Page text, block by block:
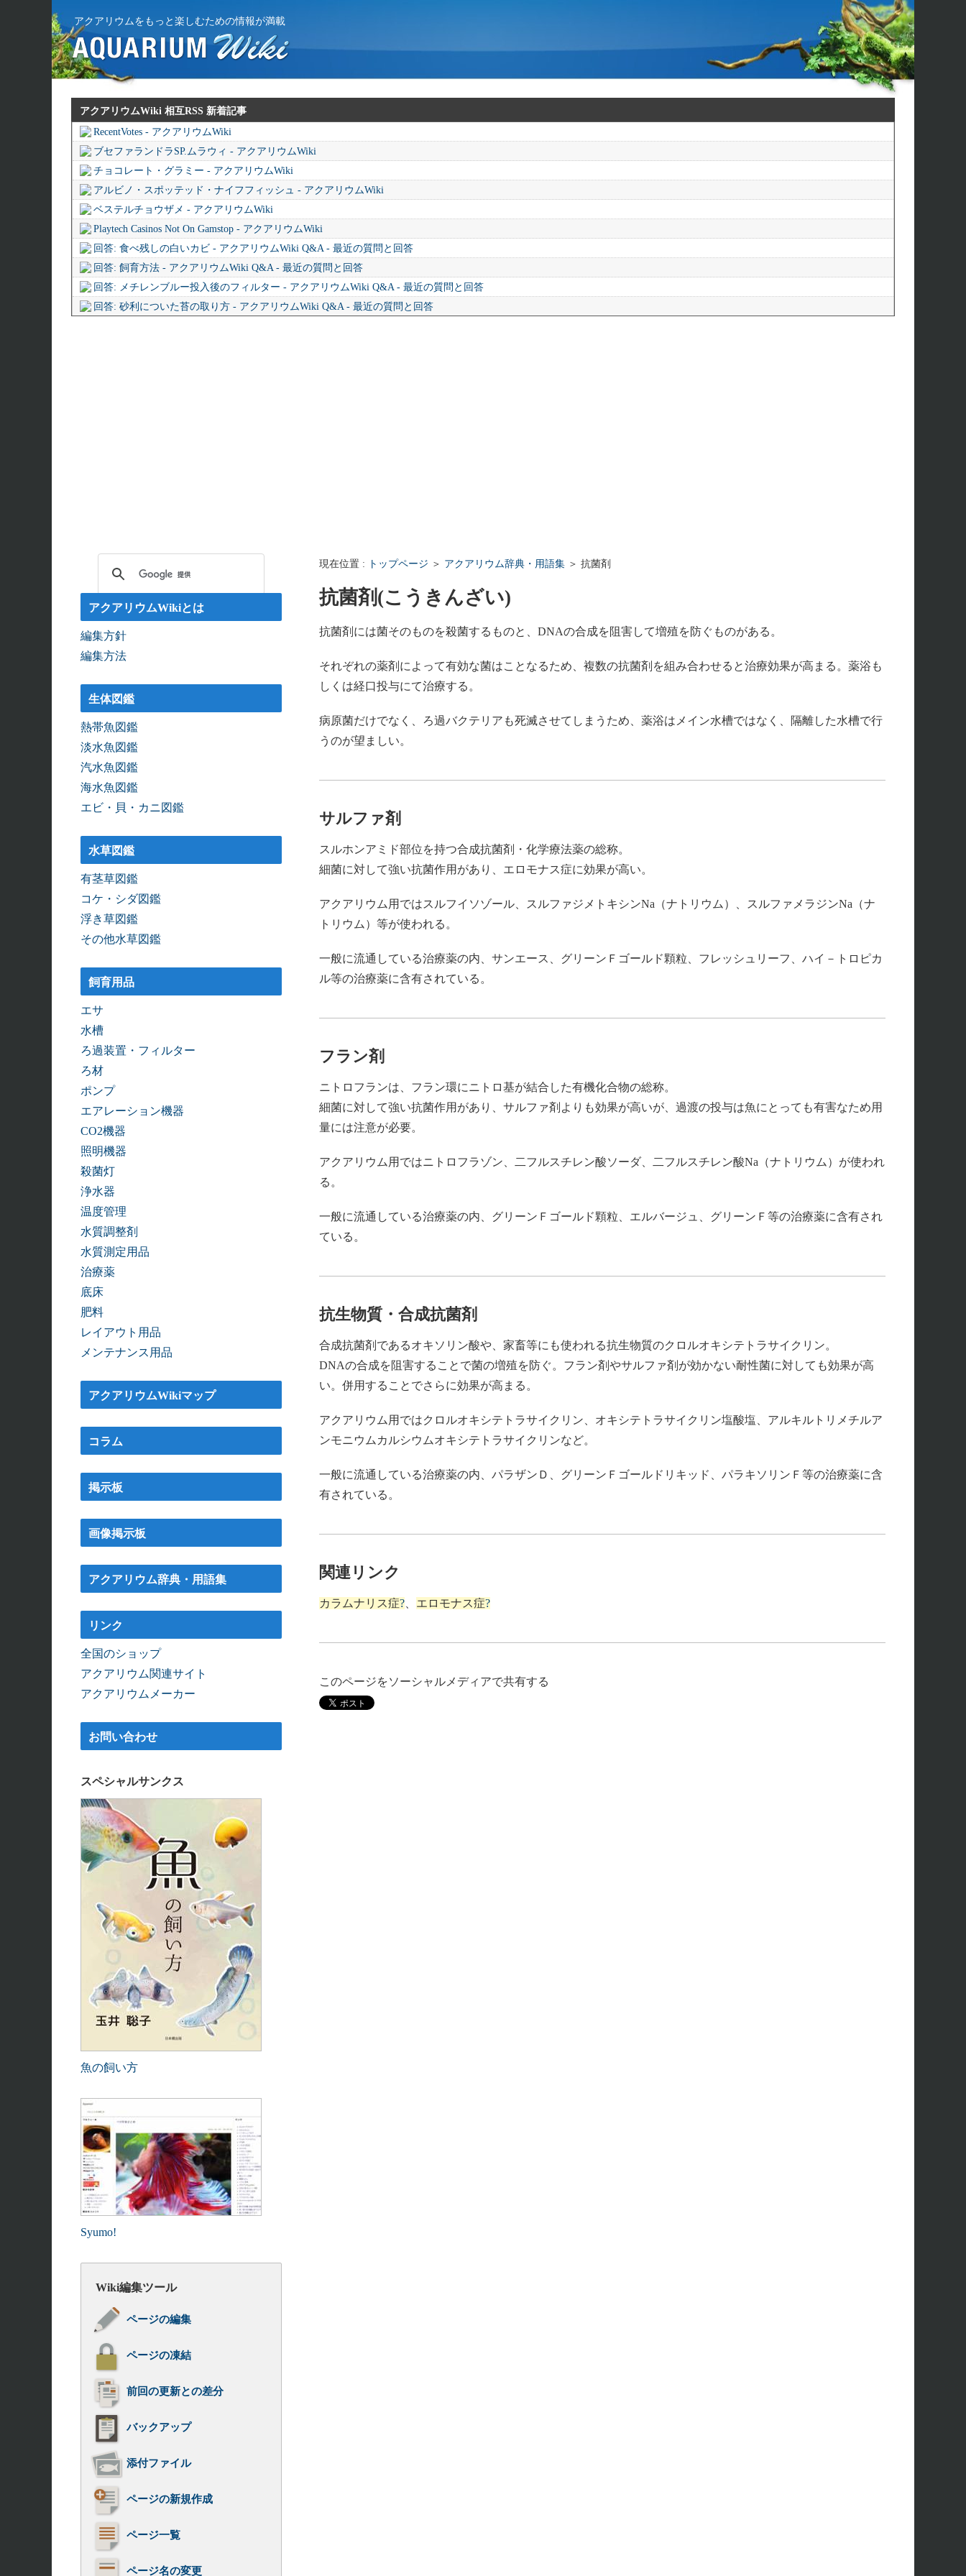
アクアリウムをもっと楽しむための情報が満載
アクアリウムWiki 相互RSS 新着記事
RecentVotes - アクアリウムWiki
ブセファランドラSP.ムラウィ - アクアリウムWiki
チョコレート・グラミー - アクアリウムWiki
アルビノ・スポッテッド・ナイフフィッシュ - アクアリウムWiki
ベステルチョウザメ - アクアリウムWiki
Playtech Casinos Not On Gamstop - アクアリウムWiki
回答: 食べ残しの白いカビ - アクアリウムWiki Q&A - 最近の質問と回答
回答: 飼育方法 - アクアリウムWiki Q&A - 最近の質問と回答
回答: メチレンブルー投入後のフィルター - アクアリウムWiki Q&A - 最近の質問と回答
回答: 砂利についた苔の取り方 - アクアリウムWiki Q&A - 最近の質問と回答
現在位置 : トップページ ＞ アクアリウム辞典・用語集 ＞ 抗菌剤
抗菌剤(こうきんざい)
抗菌剤には菌そのものを殺菌するものと、DNAの合成を阻害して増殖を防ぐものがある。
それぞれの薬剤によって有効な菌はことなるため、複数の抗菌剤を組み合わせると治療効果が高まる。薬浴も
しくは経口投与にて治療する。
病原菌だけでなく、ろ過バクテリアも死滅させてしまうため、薬浴はメイン水槽ではなく、隔離した水槽で行
うのが望ましい。
サルファ剤
スルホンアミド部位を持つ合成抗菌剤・化学療法薬の総称。
細菌に対して強い抗菌作用があり、エロモナス症に効果が高い。
アクアリウム用ではスルフイソゾール、スルファジメトキシンNa（ナトリウム）、スルファメラジンNa（ナ
トリウム）等が使われる。
一般に流通している治療薬の内、サンエース、グリーンＦゴールド顆粒、フレッシュリーフ、ハイ－トロピカ
ル等の治療薬に含有されている。
フラン剤
ニトロフランは、フラン環にニトロ基が結合した有機化合物の総称。
細菌に対して強い抗菌作用があり、サルファ剤よりも効果が高いが、過渡の投与は魚にとっても有害なため用
量には注意が必要。
アクアリウム用ではニトロフラゾン、二フルスチレン酸ソーダ、二フルスチレン酸Na（ナトリウム）が使われ
る。
一般に流通している治療薬の内、グリーンＦゴールド顆粒、エルバージュ、グリーンＦ等の治療薬に含有され
ている。
抗生物質・合成抗菌剤
合成抗菌剤であるオキソリン酸や、家畜等にも使われる抗生物質のクロルオキシテトラサイクリン。
DNAの合成を阻害することで菌の増殖を防ぐ。フラン剤やサルファ剤が効かない耐性菌に対しても効果が高
い。併用することでさらに効果が高まる。
アクアリウム用ではクロルオキシテトラサイクリン、オキシテトラサイクリン塩酸塩、アルキルトリメチルア
ンモニウムカルシウムオキシテトラサイクリンなど。
一般に流通している治療薬の内、パラザンＤ、グリーンＦゴールドリキッド、パラキソリンＦ等の治療薬に含
有されている。
関連リンク
カラムナリス症? エロモナス症?
このページをソーシャルメディアで共有する
アクアリウムWikiとは
編集方針
編集方法
生体図鑑
熱帯魚図鑑
淡水魚図鑑
汽水魚図鑑
海水魚図鑑
エビ・貝・カニ図鑑
水草図鑑
有茎草図鑑
コケ・シダ図鑑
浮き草図鑑
その他水草図鑑
飼育用品
エサ
水槽
ろ過装置・フィルター
ろ材
ポンプ
エアレーション機器
CO2機器
照明機器
殺菌灯
浄水器
温度管理
水質調整剤
水質測定用品
治療薬
底床
肥料
レイアウト用品
メンテナンス用品
アクアリウムWikiマップ
コラム
掲示板
画像掲示板
アクアリウム辞典・用語集
リンク
全国のショップ
アクアリウム関連サイト
アクアリウムメーカー
お問い合わせ
スペシャルサンクス
魚の飼い方
Syumo!
Wiki編集ツール
ページの編集
ページの凍結
前回の更新との差分
バックアップ
添付ファイル
ページの新規作成
ページ一覧
ページ名の変更